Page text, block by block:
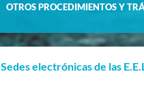
OTROS PROCEDIMIENTOS Y
Sedes electrónicas de las